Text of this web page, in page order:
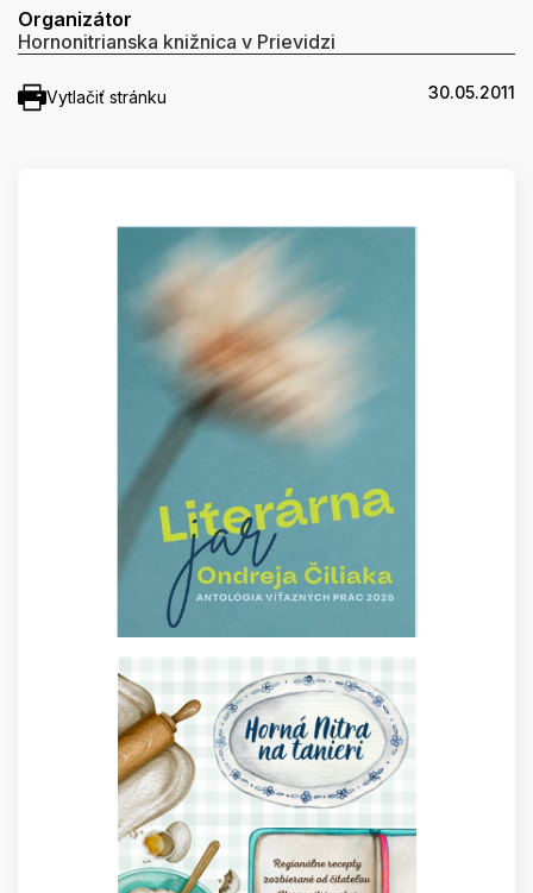
Organizátor
Hornonitrianska knižnica v Prievidzi
Vytlačiť stránku 30.05.2011